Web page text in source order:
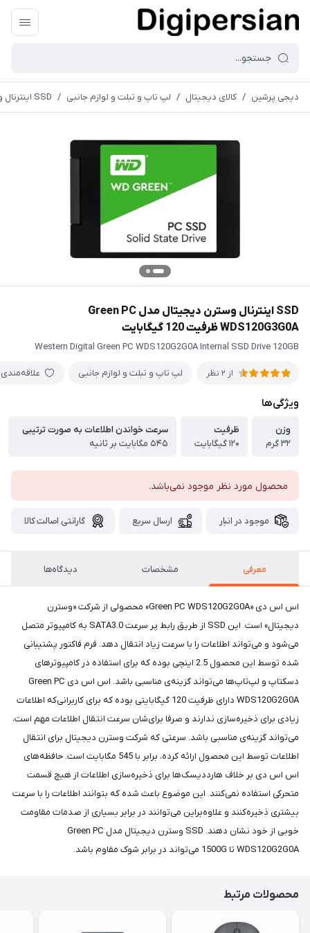
دیجی پرشین / کالای دیجیتال / لپ تاپ و تبلت و لوازم جانبی / SSD اینترنال وسترن دیجیتال مدل Green PC WDS120G3G0A ظرفیت 120 گیگابایت
SSD اینترنال وسترن دیجیتال مدل Green PC
WDS120G3G0A ظرفیت 120 گیگابایت
Western Digital Green PC WDS120G2G0A Internal SSD Drive 120GB
از 2 نظر لپ تاپ و تبلت و لوازم جانبی علاقه‌مندی
ویژگی‌ها
وزن
۳۲ گرم
ظرفیت
۱۲۰ گیگابایت
سرعت خواندن اطلاعات به صورت ترتیبی
۵۴۵ مگابایت بر ثانیه
محصول مورد نظر موجود نمی‌باشد.
موجود در انبار ارسال سریع گارانتی اصالت کالا
معرفی مشخصات دیدگاه‌ها
اس اس دی «Green PC WDS120G2G0A» محصولی از شرکت «وسترن
دیجیتال» است. این SSD از طریق رابط پر سرعت SATA3.0 به کامپیوتر متصل
می‌شود و می‌تواند اطلاعات را با سرعت زیاد انتقال دهد. فرم فاکتور پشتیبانی
شده توسط این محصول 2.5 اینچی بوده که برای استفاده‌ در کامپیوترهای
دسکتاپ و لپ‌تاپ‌ها می‌تواند گزینه‌ی مناسبی باشد. اس اس دی Green PC
WDS120G2G0A دارای ظرفیت 120 گیگابایتی بوده که برای کاربرانی‌که اطلاعات
زیادی برای ذخیره‌سازی ندارند و صرفا برای‌شان سرعت انتقال اطلاعات مهم است،
می‌تواند گزینه‌ی مناسبی باشد. سرعتی که شرکت وسترن دیجیتال برای انتقال
اطلاعات توسط این محصول ارائه کرده، برابر با 545 مگابایت است. حافظه‌های
اس اس دی بر خلاف هارددیسک‌ها برای ذخیره‌سازی اطلاعات از هیچ قسمت
متحرکی استفاده نمی‌کنند. این موضوع باعث شده که بتوانند اطلاعات را با سرعت
بیشتری ذخیره‌کنند و علاوه‌براین می‌توانند در برابر بسیاری از صدمات مقاومت
خوبی از خود نشان دهند. SSD وسترن دیجیتال مدل Green PC
WDS120G2G0A تا 1500G می‌تواند در برابر شوک مقاوم باشد.
محصولات مرتبط